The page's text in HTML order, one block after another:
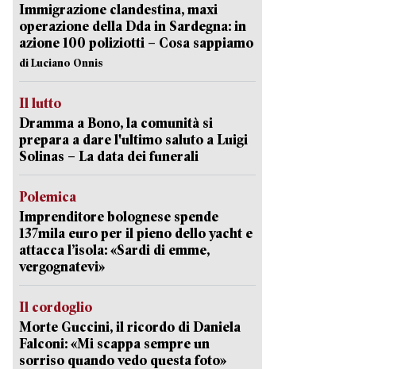
Immigrazione clandestina, maxi
operazione della Dda in Sardegna: in
azione 100 poliziotti – Cosa sappiamo
di Luciano Onnis
Il lutto
Dramma a Bono, la comunità si
prepara a dare l'ultimo saluto a Luigi
Solinas – La data dei funerali
Polemica
Imprenditore bolognese spende
137mila euro per il pieno dello yacht e
attacca l’isola: «Sardi di emme,
vergognatevi»
Il cordoglio
Morte Guccini, il ricordo di Daniela
Falconi: «Mi scappa sempre un
sorriso quando vedo questa foto»